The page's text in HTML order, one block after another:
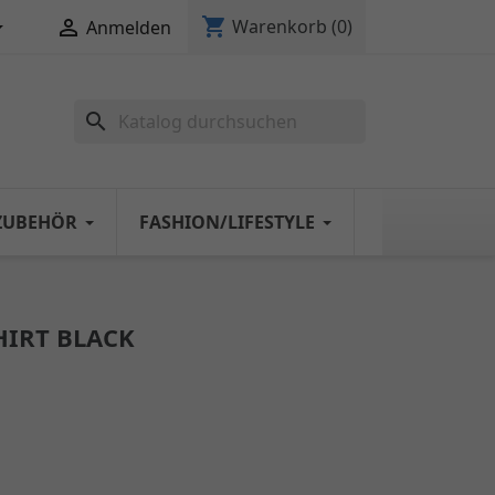
 Anmelden shopping_cart Warenkorb (0)
search
FASHION/LIFESTYLE
BLACK